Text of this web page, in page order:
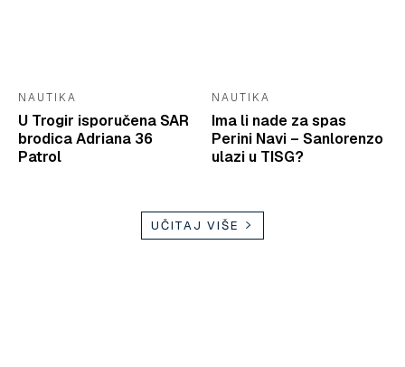
NAUTIKA
U Trogir isporučena SAR
brodica Adriana 36
Patrol
NAUTIKA
Ima li nade za spas
Perini Navi – Sanlorenzo
ulazi u TISG?
UČITAJ VIŠE